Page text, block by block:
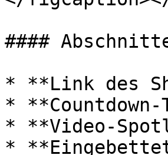
####
* **Link des
* **Countdown-
* **Video-
*